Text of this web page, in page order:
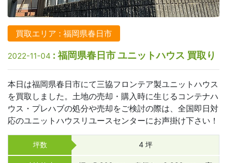
買取エリア : 福岡県春日市
2022-11-04 : 福岡県春日市 ユニットハウス 買取り
本日は福岡県春日市にて三協フロンテア製ユニットハウス
を買取しました。土地の売却・購入時に生じるコンテナハ
ウス・プレハブの処分や売却をご検討の際は、全国即日対
応のユニットハウスリユースセンターにお声掛け下さい！
坪数 4 坪